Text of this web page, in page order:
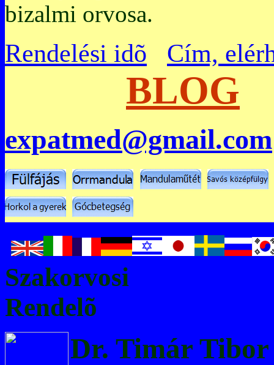
bizalmi orvosa.
Rendelési idõ Cím,
BLOG
expatmed@gmail.com
Szakorvosi
Rendelõ
Dr. Timár